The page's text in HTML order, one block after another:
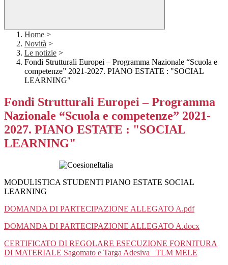
Home >
Novità >
Le notizie >
Fondi Strutturali Europei – Programma Nazionale “Scuola e
competenze” 2021-2027. PIANO ESTATE : "SOCIAL
LEARNING"
Fondi Strutturali Europei – Programma
Nazionale “Scuola e competenze” 2021-
2027. PIANO ESTATE : "SOCIAL
LEARNING"
MODULISTICA STUDENTI PIANO ESTATE SOCIAL
LEARNING
DOMANDA DI PARTECIPAZIONE ALLEGATO A.pdf
DOMANDA DI PARTECIPAZIONE ALLEGATO A.docx
CERTIFICATO DI REGOLARE ESECUZIONE FORNITURA
DI MATERIALE Sagomato e Targa Adesiva _TLM MELE